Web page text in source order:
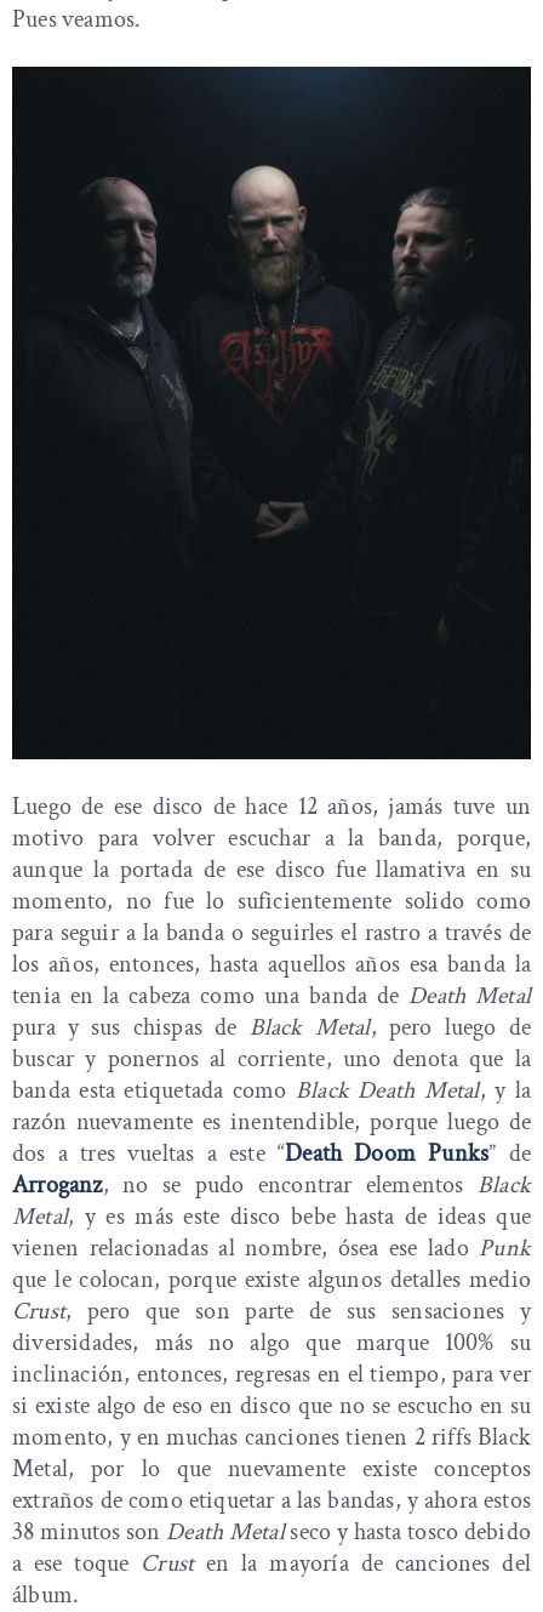
Pues veamos.
Luego de ese disco de hace 12 años, jamás tuve un
motivo para volver escuchar a la banda, porque,
aunque la portada de ese disco fue llamativa en su
momento, no fue lo suficientemente solido como
para seguir a la banda o seguirles el rastro a través de
los años, entonces, hasta aquellos años esa banda la
tenia en la cabeza como una banda de Death Metal
pura y sus chispas de Black Metal, pero luego de
buscar y ponernos al corriente, uno denota que la
banda esta etiquetada como Black Death Metal, y la
razón nuevamente es inentendible, porque luego de
dos a tres vueltas a este “Death Doom Punks” de
Arroganz, no se pudo encontrar elementos Black
Metal, y es más este disco bebe hasta de ideas que
vienen relacionadas al nombre, ósea ese lado Punk
que le colocan, porque existe algunos detalles medio
Crust, pero que son parte de sus sensaciones y
diversidades, más no algo que marque 100% su
inclinación, entonces, regresas en el tiempo, para ver
si existe algo de eso en disco que no se escucho en su
momento, y en muchas canciones tienen 2 riffs Black
Metal, por lo que nuevamente existe conceptos
extraños de como etiquetar a las bandas, y ahora estos
38 minutos son Death Metalseco y hasta tosco debido
a ese toque Crusten la mayoría de canciones del
álbum.